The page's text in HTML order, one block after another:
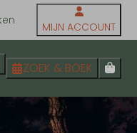
MIJN ACCOUNT
ZOEK & BOEK